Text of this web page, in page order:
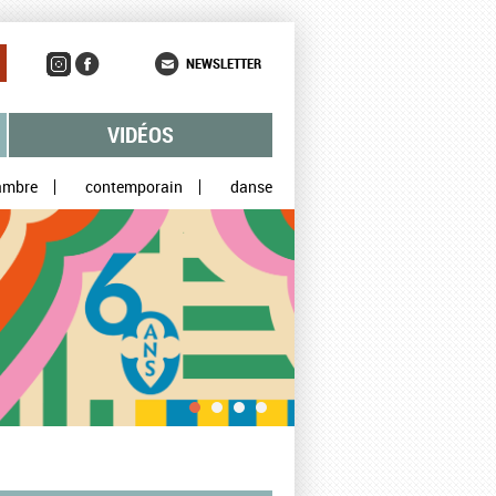
NEWSLETTER
VIDÉOS
contemporain danse